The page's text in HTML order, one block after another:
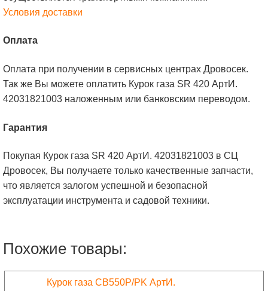
Условия доставки
Оплата
Оплата при получении в сервисных центрах Дровосек.
Так же Вы можете оплатить Курок газа SR 420 АртИ.
42031821003 наложенным или банковским переводом.
Гарантия
Покупая Курок газа SR 420 АртИ. 42031821003 в СЦ
Дровосек, Вы получаете только качественные запчасти,
что является залогом успешной и безопасной
эксплуатации инструмента и садовой техники.
Похожие товары:
Курок газа CB550P/PK АртИ.